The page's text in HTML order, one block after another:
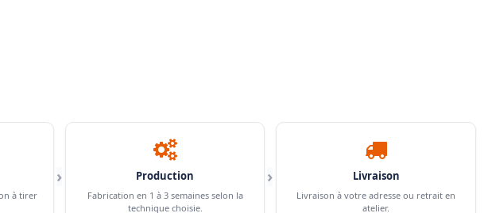
à tirer
› Production
Fabrication en 1 à 3 semaines selon la
technique choisie.
› Livraison
Livraison à votre adresse ou retrait en
atelier.